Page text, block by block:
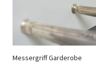
Messergriff Garderobe